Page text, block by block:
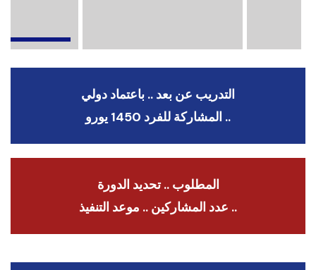
التدريب عن بعد .. باعتماد دولي
.. المشاركة للفرد 1450 يورو
المطلوب .. تحديد الدورة
.. عدد المشاركين .. موعد التنفيذ